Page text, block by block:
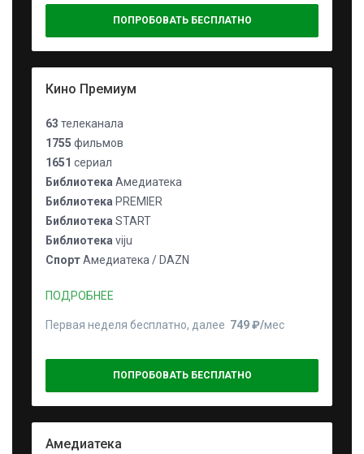
ПОПРОБОВАТЬ БЕСПЛАТНО
Кино Премиум
63 телеканала
1755 фильмов
1651 сериал
Библиотека Амедиатека
Библиотека PREMIER
Библиотека START
Библиотека viju
СпортАмедиатека / DAZN
ПОДРОБНЕЕ
Первая неделя бесплатно, далее 749 ₽⁠/⁠мес
ПОПРОБОВАТЬ БЕСПЛАТНО
Амедиатека